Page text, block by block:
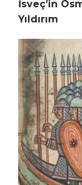
İsveç’in
Yıldırım